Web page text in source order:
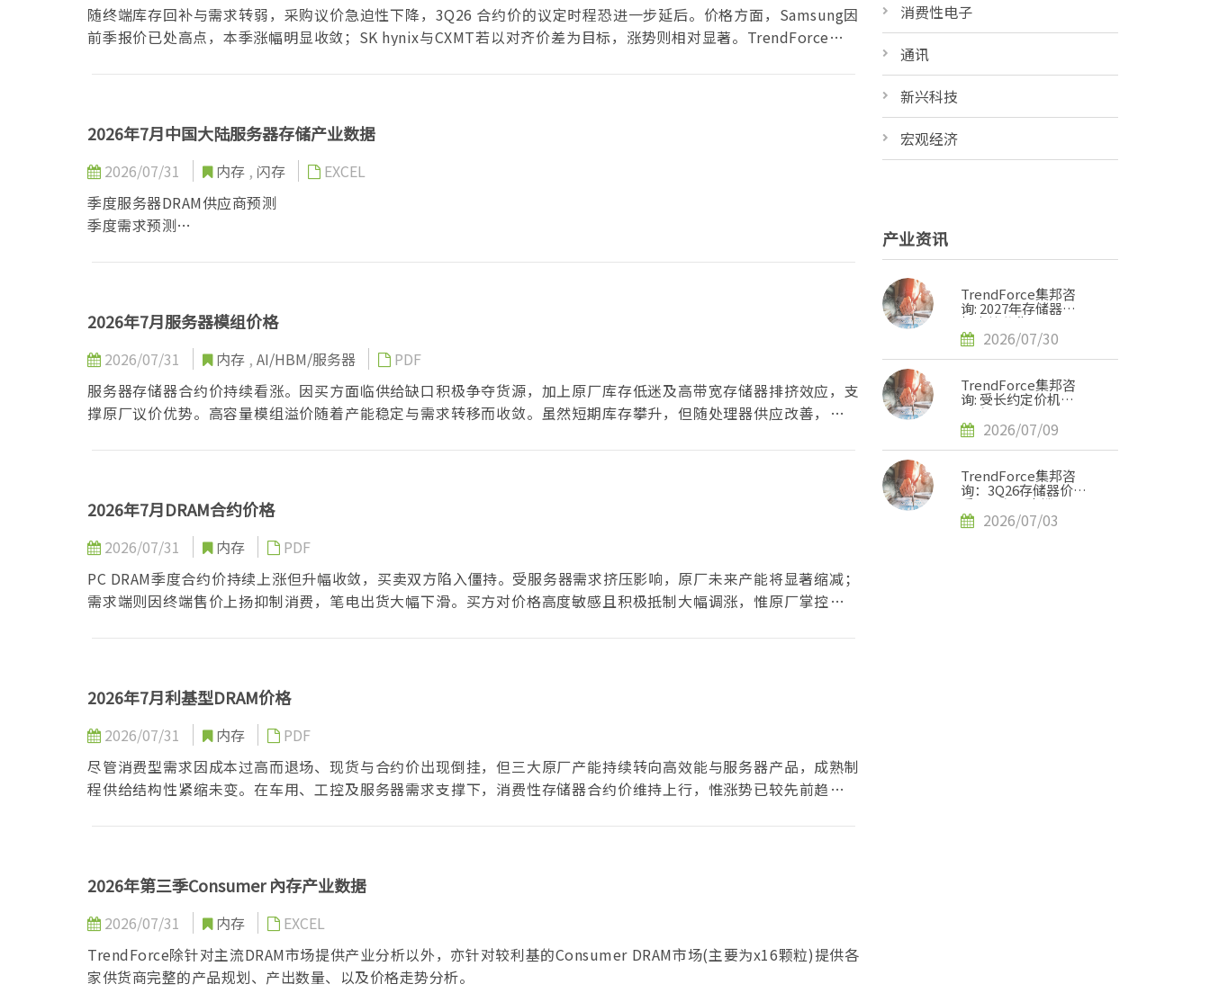
随终端库存回补与需求转弱，采购议价急迫性下降，3Q26 合约价的议定时程恐进一步延后。价格方面，Samsung因
前季报价已处高点，本季涨幅明显收敛；SK hynix与CXMT若以对齐价差为目标，涨势则相对显著。TrendForce预估
惟原厂产能持续向server与HBM倾斜的趋势不变，将成为该季合约价维持不坠的重要支撑。
2026年7月中国大陆服务器存储产业数据
2026/07/31 内存 , 闪存
EXCEL
季度服务器DRAM供应商预测
季度需求预测
中国大陆服务器DRAM渠道价格
季度企业级SSD供应商出货形态
中国大陆季度企业级SSD(M.2/EDSFF)价格
中国大陆季度HDD(U.2)价格
季度内存/闪存库存水平
2026年7月服务器模组价格
2026/07/31 内存 , AI/HBM/服务器
PDF
服务器存储器合约价持续看涨。因买方面临供给缺口积极争夺货源，加上原厂库存低迷及高带宽存储器排挤效应，支
撑原厂议价优势。高容量模组溢价随着产能稳定与需求转移而收敛。虽然短期库存攀升，但随处理器供应改善，长远
2026年7月DRAM合约价格
2026/07/31 内存
PDF
PC DRAM季度合约价持续上涨但升幅收敛，买卖双方陷入僵持。受服务器需求挤压影响，原厂未来产能将显著缩减；
需求端则因终端售价上扬抑制消费，笔电出货大幅下滑。买方对价格高度敏感且积极抵制大幅调涨，惟原厂掌控议价
2026年7月利基型DRAM价格
2026/07/31 内存
PDF
尽管消费型需求因成本过高而退场、现货与合约价出现倒挂，但三大原厂产能持续转向高效能与服务器产品，成熟制
程供给结构性紧缩未变。在车用、工控及服务器需求支撑下，消费性存储器合约价维持上行，惟涨势已较先前趋缓，
2026年第三季Consumer 內存产业数据
2026/07/31 内存
EXCEL
TrendForce除针对主流DRAM市场提供产业分析以外，亦针对较利基的Consumer DRAM市场(主要为x16颗粒)提供各
家供货商完整的产品规划、产出数量、以及价格走势分析。
消费性电子
通讯
新兴科技
宏观经济
产业资讯
TrendForce集邦咨
询: 2027年存储器市
场走势分化，DRAM
供给持续紧缺、
NAND Flash转趋宽
松
2026/07/30
TrendForce集邦咨
询: 受长约定价机制
影响，预估3Q26
Server DRAM合约价
将季增13-18%
2026/07/09
TrendForce集邦咨
询：3Q26存储器价格
受AI服务器支撑，但
消费端压力扩大使得
涨幅收敛
2026/07/03